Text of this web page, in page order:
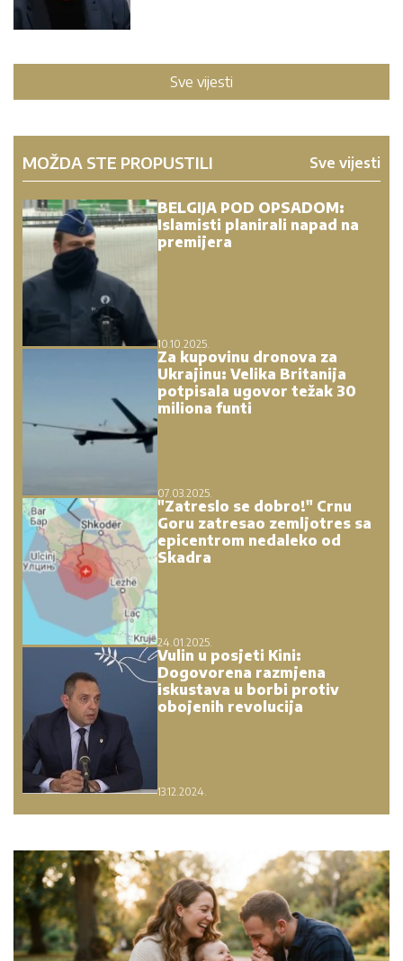
Sve vijesti
MOŽDA STE PROPUSTILI Sve vijesti
BELGIJA POD OPSADOM:
Islamisti planirali napad na
premijera
10.10.2025.
Za kupovinu dronova za
Ukrajinu: Velika Britanija
potpisala ugovor težak 30
miliona funti
07.03.2025.
"Zatreslo se dobro!" Crnu
Goru zatresao zemljotres sa
epicentrom nedaleko od
Skadra
24.01.2025.
Vulin u posjeti Kini:
Dogovorena razmjena
iskustava u borbi protiv
obojenih revolucija
13.12.2024.